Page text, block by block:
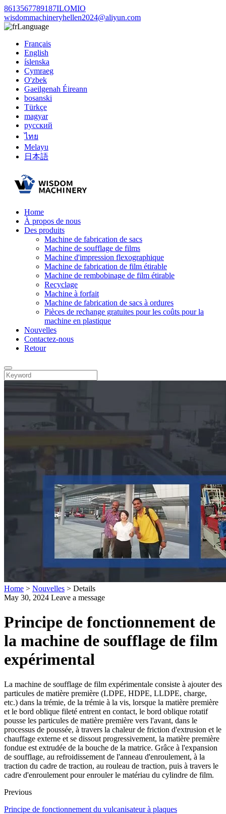
8613567789187ILOMIO
wisdommachineryhellen2024@aliyun.com
Language
Français
English
íslenska
Cymraeg
O'zbek
Gaeilgenah Éireann
bosanski
Türkçe
magyar
русский
ไทย
Melayu
日本語
Home
À propos de nous
Des produits
Machine de fabrication de sacs
Machine de soufflage de films
Machine d'impression flexographique
Machine de fabrication de film étirable
Machine de rembobinage de film étirable
Recyclage
Machine à forfait
Machine de fabrication de sacs à ordures
Pièces de rechange gratuites pour les coûts pour la
machine en plastique
Nouvelles
Contactez-nous
Retour
Home > Nouvelles > Details
May 30, 2024 Leave a message
Principe de fonctionnement de
la machine de soufflage de film
expérimental
La machine de soufflage de film expérimentale consiste à ajouter des
particules de matière première (LDPE, HDPE, LLDPE, charge,
etc.) dans la trémie, de la trémie à la vis, lorsque la matière première
et le bord oblique fileté entrent en contact, le bord oblique rotatif
pousse les particules de matière première vers l'avant, dans le
processus de poussée, à travers la chaleur de friction d'extrusion et le
chauffage externe et se dissout progressivement, la matière première
fondue est extrudée de la bouche de la matrice. Grâce à l'expansion
de soufflage, au refroidissement de l'anneau d'enroulement, à la
traction du cadre de traction, au rouleau de traction, puis à travers le
cadre d'enroulement pour enrouler le matériau du cylindre de film.
Previous
Principe de fonctionnement du vulcanisateur à plaques